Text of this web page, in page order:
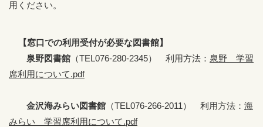
用ください。
【窓口での利用受付が必要な図書館】
泉野図書館 （TEL076-280-2345） 利用方法： 泉野 学習
席利用について.pdf
金沢海みらい図書館 （TEL076-266-2011） 利用方法： 海
みらい 学習席利用について.pdf